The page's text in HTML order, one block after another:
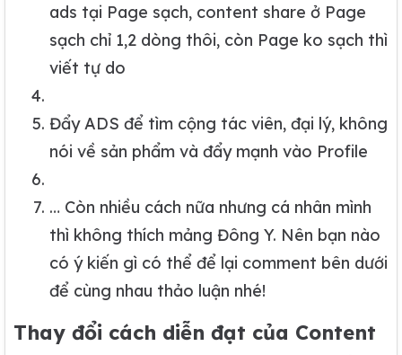
ads tại Page sạch, content share ở Page
sạch chỉ 1,2 dòng thôi, còn Page ko sạch thì
viết tự do
Đẩy ADS để tìm cộng tác viên, đại lý, không
nói về sản phẩm và đẩy mạnh vào Profile
… Còn nhiều cách nữa nhưng cá nhân mình
thì không thích mảng Đông Y. Nên bạn nào
có ý kiến gì có thể để lại comment bên dưới
để cùng nhau thảo luận nhé!
Thay đổi cách diễn đạt của Content